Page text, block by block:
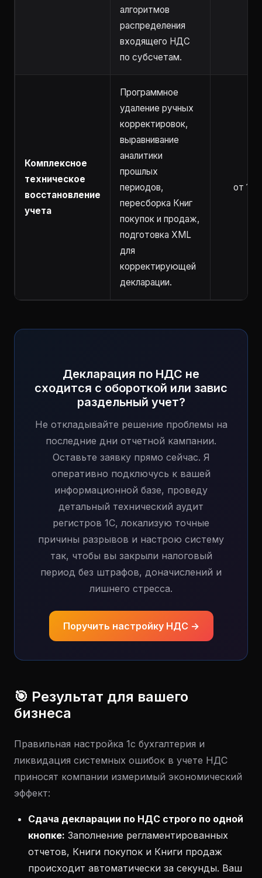
алгоритмов
распределения
входящего НДС
по субсчетам.
Комплексное
техническое
восстановление
учета
Программное
удаление ручных
корректировок,
выравнивание
аналитики
прошлых
периодов,
пересборка Книг
покупок и продаж,
подготовка XML
для
корректирующей
декларации.
от 10
Декларация по НДС не
сходится с обороткой или завис
раздельный учет?
Не откладывайте решение проблемы на
последние дни отчетной кампании.
Оставьте заявку прямо сейчас. Я
оперативно подключусь к вашей
информационной базе, проведу
детальный технический аудит
регистров 1С, локализую точные
причины разрывов и настрою систему
так, чтобы вы закрыли налоговый
период без штрафов, доначислений и
лишнего стресса.
Поручить настройку НДС →
🎯 Результат для вашего
бизнеса
Правильная настройка 1с бухгалтерия и
ликвидация системных ошибок в учете НДС
приносят компании измеримый экономический
эффект:
Сдача декларации по НДС строго по одной
кнопке: Заполнение регламентированных
отчетов, Книги покупок и Книги продаж
происходит автоматически за секунды. Ваш